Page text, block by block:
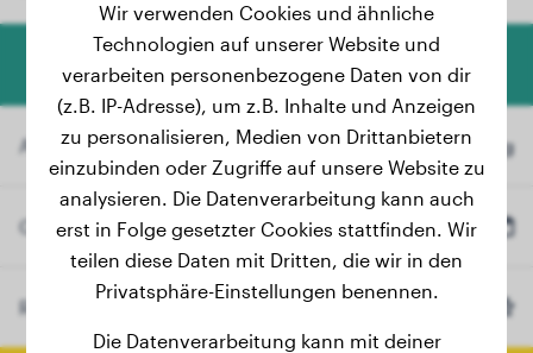
Hundegewicht-Rechner
Aktuelles Gewicht kg
Geburtsdatum
Rasse
Wir verwenden Cookies und ähnliche
Technologien auf unserer Website und
verarbeiten personenbezogene Daten von dir
(z.B. IP-Adresse), um z.B. Inhalte und Anzeigen
zu personalisieren, Medien von Drittanbietern
einzubinden oder Zugriffe auf unsere Website zu
analysieren. Die Datenverarbeitung kann auch
erst in Folge gesetzter Cookies stattfinden. Wir
teilen diese Daten mit Dritten, die wir in den
Privatsphäre-Einstellungen benennen.
Die Datenverarbeitung kann mit deiner